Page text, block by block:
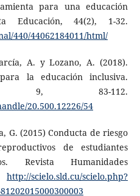
para una educación
Educación, 44(2), 1-32.
440/44062184011/html/
A. y Lozano, A. (2018).
la educación inclusiva.
9, 83-112.
20.500.12226/54
G. (2015) Conducta de riesgo
de estudiantes
Revista Humanidades
http://scielo.sld.cu/scielo.php?